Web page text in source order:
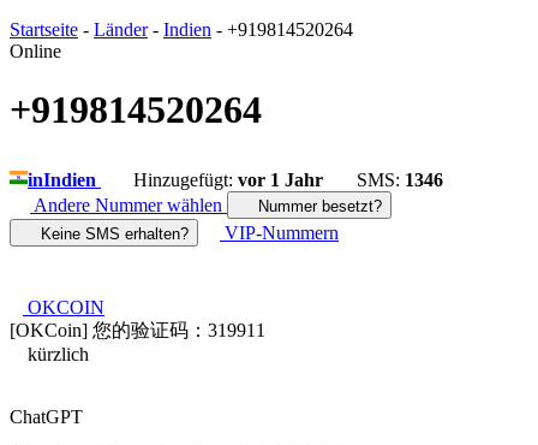
Startseite - Länder- Indien - +919814520264
Online
+919814520264
inIndien Hinzugefügt: vor 1 Jahr SMS: 1346
Andere Nummer wählen
Nummer besetzt?
Keine SMS erhalten?
VIP-Nummern
OKCOIN
[OKCoin] 您的验证码：319911
kürzlich
ChatGPT